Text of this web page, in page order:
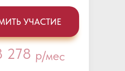
278
УЧАСТИЕ
р/мес